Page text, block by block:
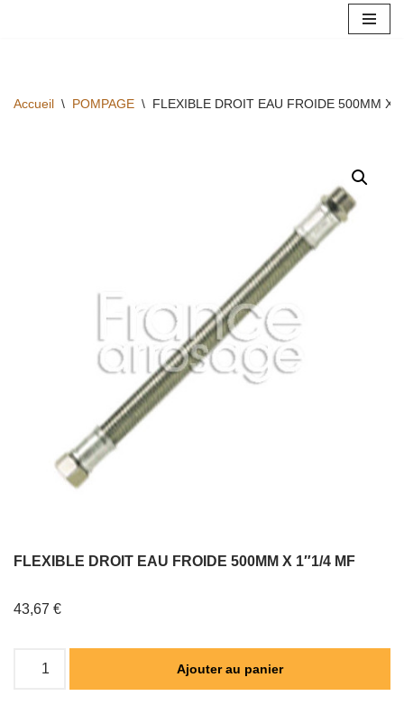
contenu
Accueil \ POMPAGE \ FLEXIBLE DROIT EAU FROIDE 500MM X
FLEXIBLE DROIT EAU FROIDE 500MM X 1″1/4 MF
43,67 €
Ajouter au panier